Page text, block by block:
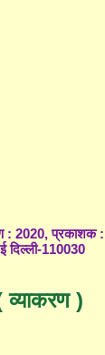
: 2020, प्रकाशक :
दिल्ली-110030
व्याकरण )